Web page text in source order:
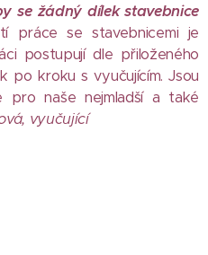
se žádný dílek stavebnice
práce se stavebnicemi je
postupují dle přiloženého
po kroku s vyučujícím. Jsou
pro naše nejmladší a také
vyučující